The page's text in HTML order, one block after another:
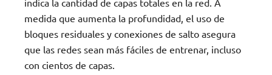
medida que aumenta la profundidad, el uso de
bloques residuales y conexiones de salto asegura
que las redes sean más fáciles de entrenar, incluso
con cientos de capas.